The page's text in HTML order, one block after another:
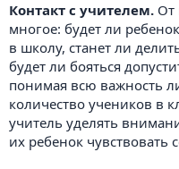
Контакт с учителем. От
многое: будет ли
в школу, станет ли
будет ли бояться
понимая всю важность
количество учеников в
учитель уделять
их ребенок